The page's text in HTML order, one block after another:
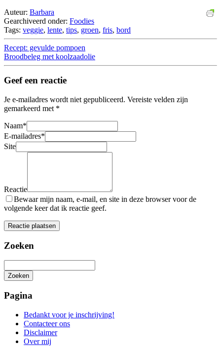
Auteur: Barbara
Gearchiveerd onder: Foodies
Tags: veggie, lente, tips, groen, fris, bord
Recept: gevulde pompoen
Broodbeleg met koolzaadolie
Geef een reactie
Je e-mailadres wordt niet gepubliceerd. Vereiste velden zijn
gemarkeerd met *
Naam*
E-mailadres*
Site
Reactie
Bewaar mijn naam, e-mail, en site in deze browser voor de
volgende keer dat ik reactie geef.
Zoeken
Zoeken
zoeken
Pagina
Bedankt voor je inschrijving!
Contacteer ons
Disclaimer
Over mij